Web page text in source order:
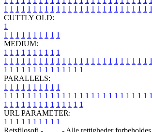
1 1 1 1 1 1 1 1 1 1 1 1 1 1 1 1 1 1 1 1 1 1 1 1 1 1
CUTTLY OLD:
1
1 1 1 1 1 1 1 1 1 1
MEDIUM:
1 1 1 1 1 1 1 1 1 1
1 1 1 1 1 1 1 1 1 1 1 1 1 1 1 1 1 1 1 1 1 1 1 1 1 1
1 1 1 1 1 1 1 1 1 1 1 1 1 1
PARALLELS:
1 1 1 1 1 1 1 1 1 1
1 1 1 1 1 1 1 1 1 1 1 1 1 1 1 1 1 1 1 1 1 1 1 1 1 1
1 1 1 1 1 1 1 1 1 1 1 1 1 1
URL PARAMETER:
1 1 1 1 1 1 1 1 1 1
Retsfilosofi -
- Alle rettigheder forbeholdes